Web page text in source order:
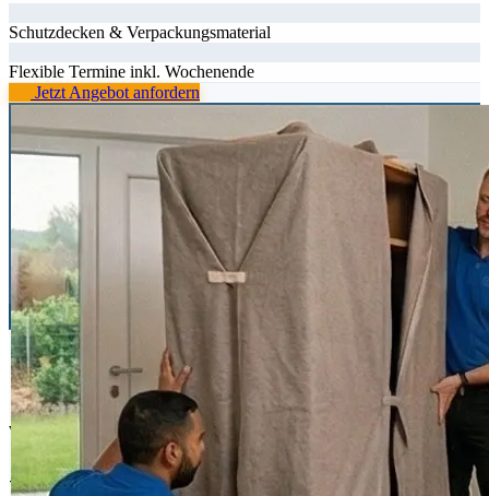
Schutzdecken & Verpackungsmaterial
Flexible Termine inkl. Wochenende
Jetzt Angebot anfordern
02
Was wir übernehmen